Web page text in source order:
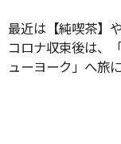
最近は【純喫茶】
コロナ収束後は、
ューヨーク」へ旅に